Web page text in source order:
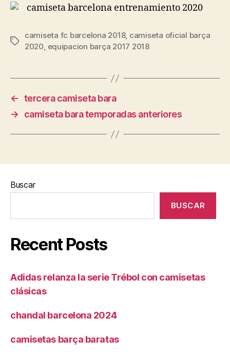
Etiquetas
camiseta fc barcelona 2018, camiseta oficial barça
2020, equipacion barça 2017 2018
← tercera camiseta bara
→
camiseta bara temporadas anteriores
Buscar
BUSCAR
Recent Posts
Adidas relanza la serie Trébol con camisetas
clásicas
chandal barcelona 2024
camisetas barça baratas